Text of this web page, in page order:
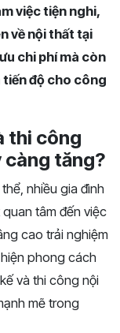
việc tiện nghi,
về nội thất tại
chi phí mà còn
tiến độ cho công
thi công
càng tăng?
nhiều gia đình
tâm đến việc
cao trải nghiệm
phong cách
và thi công nội
mẽ trong